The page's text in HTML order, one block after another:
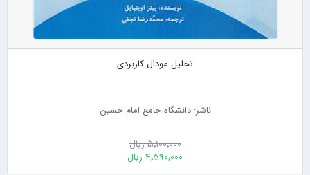
تحلیل مودال کاربردی
ناشر: دانشگاه جامع امام حسین
5٬100٬000 ریال
4٬590٬000 ریال